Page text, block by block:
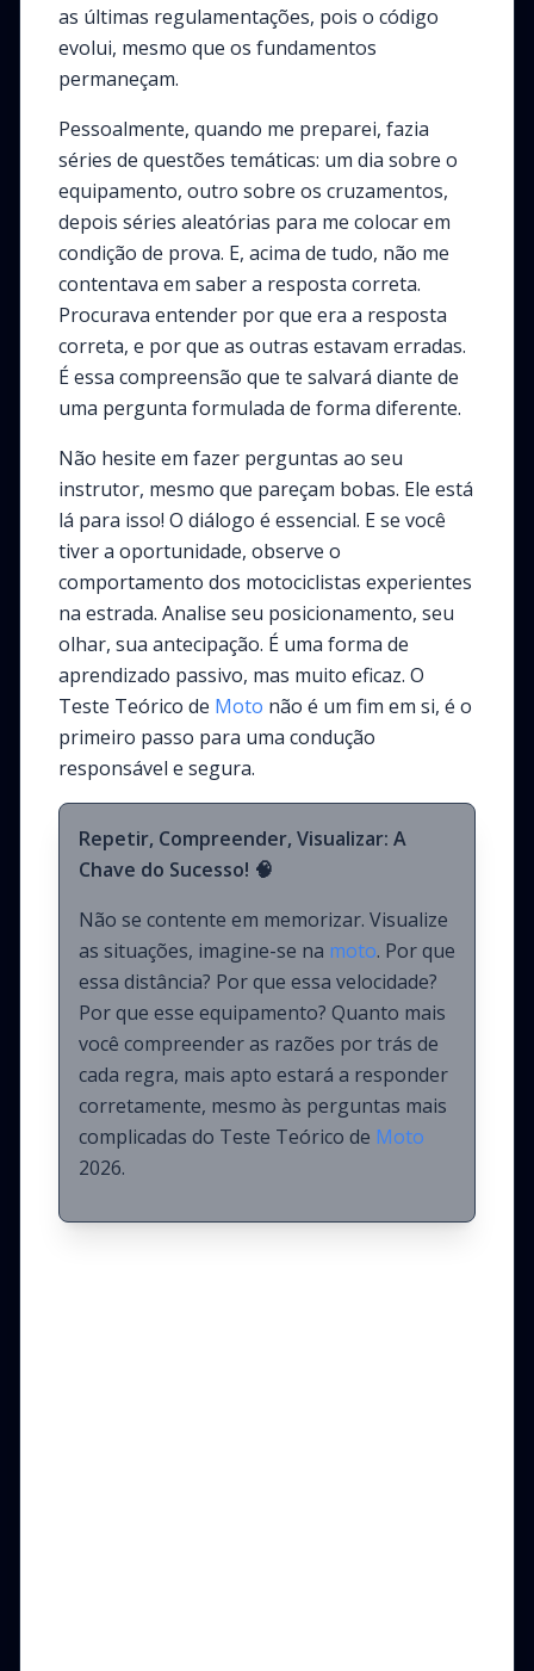
as últimas regulamentações, pois o código
evolui, mesmo que os fundamentos
permaneçam.
Pessoalmente, quando me preparei, fazia
séries de questões temáticas: um dia sobre o
equipamento, outro sobre os cruzamentos,
depois séries aleatórias para me colocar em
condição de prova. E, acima de tudo, não me
contentava em saber a resposta correta.
Procurava entender por que era a resposta
correta, e por que as outras estavam erradas.
É essa compreensão que te salvará diante de
uma pergunta formulada de forma diferente.
Não hesite em fazer perguntas ao seu
instrutor, mesmo que pareçam bobas. Ele está
lá para isso! O diálogo é essencial. E se você
tiver a oportunidade, observe o
comportamento dos motociclistas experientes
na estrada. Analise seu posicionamento, seu
olhar, sua antecipação. É uma forma de
aprendizado passivo, mas muito eficaz. O
Teste Teórico de Moto não é um fim em si, é o
primeiro passo para uma condução
responsável e segura.
Repetir, Compreender, Visualizar: A
Chave do Sucesso! 🧠
Não se contente em memorizar. Visualize
as situações, imagine-se na moto. Por que
essa distância? Por que essa velocidade?
Por que esse equipamento? Quanto mais
você compreender as razões por trás de
cada regra, mais apto estará a responder
corretamente, mesmo às perguntas mais
complicadas do Teste Teórico de Moto
2026.